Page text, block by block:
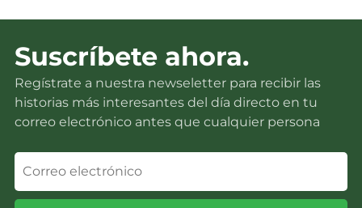
Suscríbete ahora.
Regístrate a nuestra newseletter para recibir las
historias más interesantes del día directo en tu
correo electrónico antes que cualquier persona